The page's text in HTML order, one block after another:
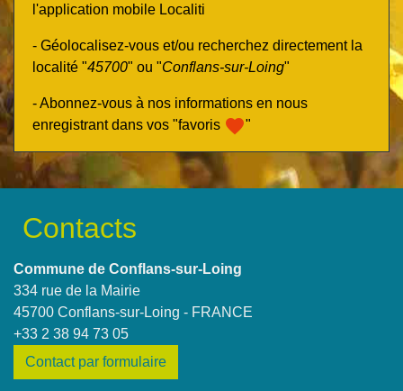
l'application mobile Localiti
- Géolocalisez-vous et/ou recherchez directement la
localité "45700" ou "Conflans-sur-Loing"
- Abonnez-vous à nos informations en nous
enregistrant dans vos "favoris favorite"
Contacts
Commune de Conflans-sur-Loing
334 rue de la Mairie
45700 Conflans-sur-Loing - FRANCE
+33 2 38 94 73 05
Contact par formulaire